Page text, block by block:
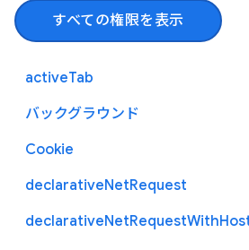
すべての権限を表示
activeTab
バックグラウンド
Cookie
declarativeNetRequest